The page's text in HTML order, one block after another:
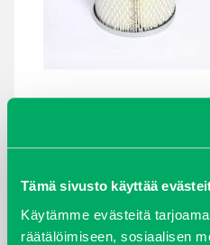
Tämä sivusto käyttää
Käytämme evästeitä
räätälöimiseen, sosiaalisen
elokuu 2024